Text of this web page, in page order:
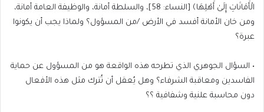
الْأَمَانَاتِ إِلَىٰ أَهْلِهَا﴾ [النساء: 58]، والسلطة أمانة، والوظيفة العامة أمانة،
ومن خان الأمانة أفسد في الأرض /من المسؤول؟ ولماذا يجب أن يكونوا
عبرة؟
• السؤال الجوهري الذي تطرحه هذه الواقعة هو من المسؤول عن حماية
الفاسدين ومعاقبة الشرفاء؟ وهل يُعقل أن تُترك مثل هذه الأفعال
دون محاسبة علنية وشفافية ؟؟